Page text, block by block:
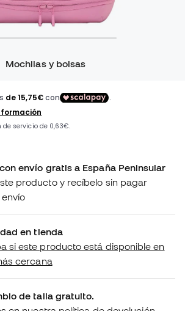
Mochilas y bolsas
envío gratis a España Peninsular
producto y recíbelo sin pagar
en tienda
si este producto está disponible en
cercana
de talla gratuito.